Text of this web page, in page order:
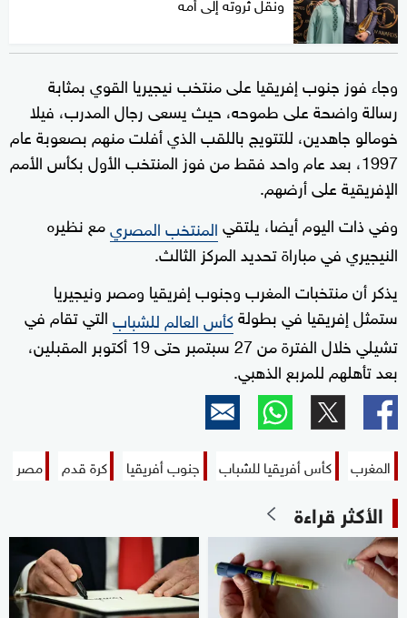
وجاء فوز جنوب إفريقيا على منتخب نيجيريا القوي بمثابة
رسالة واضحة على طموحه، حيث يسعى رجال المدرب، فيلا
خومالو جاهدين، للتتويج باللقب الذي أفلت منهم بصعوبة عام
1997، بعد عام واحد فقط من فوز المنتخب الأول بكأس الأمم
الإفريقية على أرضهم.
وفي ذات اليوم أيضا، يلتقيالمنتخب المصريمع نظيره
النيجيري في مباراة تحديد المركز الثالث.
يذكر أن منتخبات المغرب وجنوب إفريقيا ومصر ونيجيريا
ستمثل إفريقيا في بطولةكأس العالم للشبابالتي تقام في
تشيلي خلال الفترة من 27 سبتمبر حتى 19 أكتوبر المقبلين،
بعد تأهلهم للمربع الذهبي.
المغرب كأس أفريقيا للشباب جنوب أفريقيا كرة قدم مصر
الأكثر قراءة